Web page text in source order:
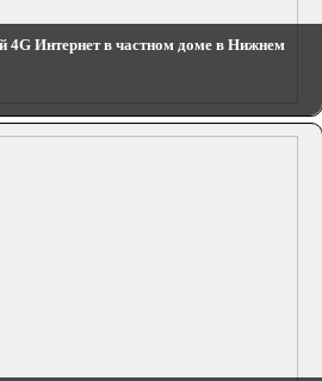
4G Интернет в частном доме в Нижнем